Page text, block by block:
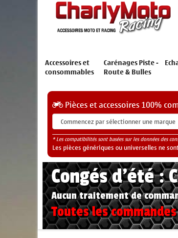
Accessoires et
consommables
Carénages Piste -
Route & Bulles
Pièces et accessoires 100%
* Les compatibilités sont basées sur les données des
Les pièces génériques ou universelles ne
Congés d'été :
Aucun traitement de
Toutes les